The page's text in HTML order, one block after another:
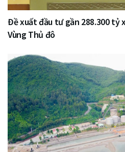
Đề xuất đầu tư gần 288.300 tỷ
Vùng Thủ đô